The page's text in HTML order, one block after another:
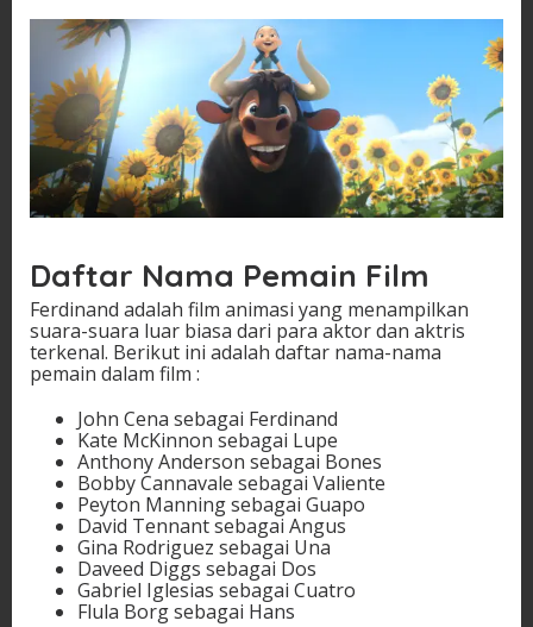
Daftar Nama Pemain Film
Ferdinand adalah film animasi yang menampilkan
suara-suara luar biasa dari para aktor dan aktris
terkenal. Berikut ini adalah daftar nama-nama
pemain dalam film :
John Cena sebagai Ferdinand
Kate McKinnon sebagai Lupe
Anthony Anderson sebagai Bones
Bobby Cannavale sebagai Valiente
Peyton Manning sebagai Guapo
David Tennant sebagai Angus
Gina Rodriguez sebagai Una
Daveed Diggs sebagai Dos
Gabriel Iglesias sebagai Cuatro
Flula Borg sebagai Hans